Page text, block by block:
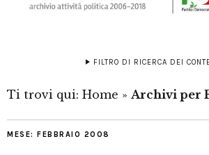
FILTRO DI RICERCA DEI
Ti trovi qui: Home » Archivi per
MESE: FEBBRAIO 2008